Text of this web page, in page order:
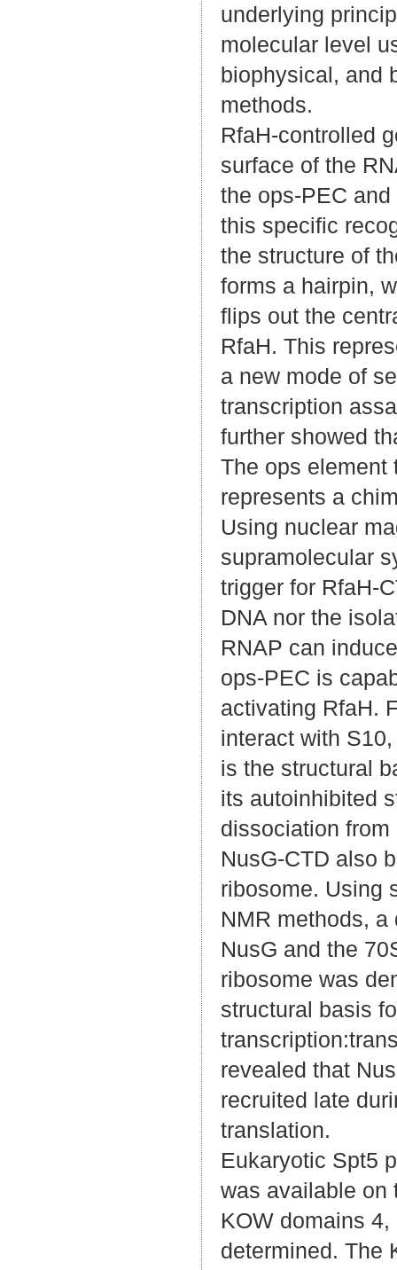
underlying
molecular level
biophysical, and
methods.
RfaH-controlled
surface of the
the ops-PEC
this specific
the structure of
forms a hairpin,
flips out the
RfaH. This
a new mode of
transcription
further showed
The ops element
represents a
Using nuclear
supramolecular
trigger for RfaH-
DNA nor the
RNAP can
ops-PEC is
activating RfaH.
interact with
is the structural
its autoinhibited
dissociation
NusG-CTD also
ribosome. Using
NMR methods,
NusG and the
ribosome was
structural basis
revealed that
recruited late
translation.
Eukaryotic Spt5
was available on
KOW domains
determined. The